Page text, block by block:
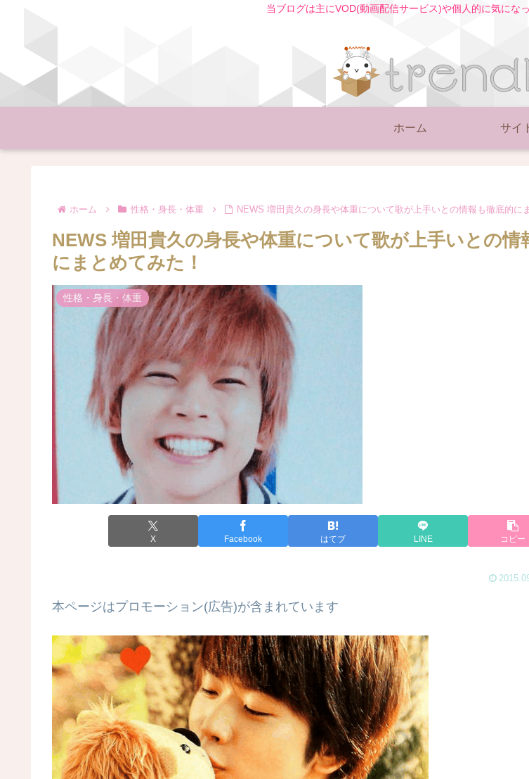
当ブログは主にVOD(動画配信サービス)や個人的に気にな
ホーム サイ
ホーム 性格・身長・体重 NEWS 増田貴久の身長や体重について歌が上手いとの情報も徹底的に
NEWS 増田貴久の身長や体重について歌が上手いとの情
にまとめてみた！
性格・身長・体重
X Facebook はてブ LINE コピー
本ページはプロモーション(広告)が含まれています